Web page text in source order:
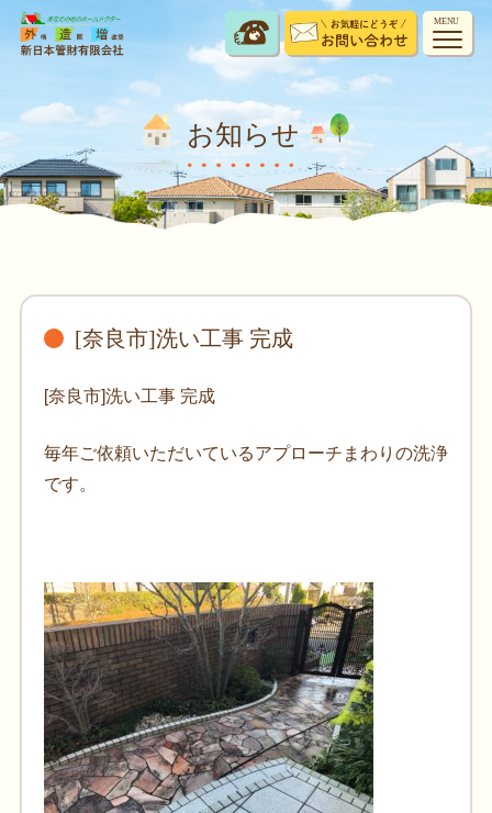
MENU
お知らせ
[奈良市]洗い工事 完成
[奈良市]洗い工事 完成
毎年ご依頼いただいているアプローチまわりの洗浄
です。